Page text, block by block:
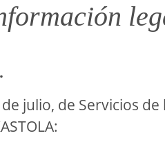
julio, de Servicios